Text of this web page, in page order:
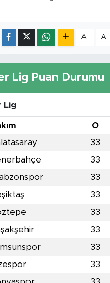
A- A+
Lig Puan Durumu
Lig
O
33
33
33
33
33
33
33
33